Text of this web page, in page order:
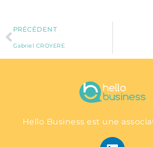
PRÉCÉDENT
Gabriel CROYERE
Hello Business est une